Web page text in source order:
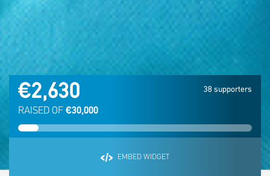
€2,630
RAISED OF €30,000
38 supporters
EMBED WIDGET